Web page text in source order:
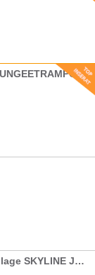
BUNGEE-TRAMPOLIN | BUNGEETRAMPOLIN | TRAMPOLIN
4er Bungee Trampolin Anlage SKYLINE JUMPER